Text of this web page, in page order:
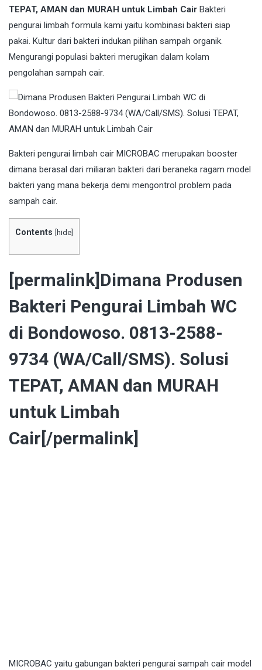
TEPAT, AMAN dan MURAH untuk Limbah Cair Bakteri
pengurai limbah formula kami yaitu kombinasi bakteri siap
pakai. Kultur dari bakteri indukan pilihan sampah organik.
Mengurangi populasi bakteri merugikan dalam kolam
pengolahan sampah cair.
Bakteri pengurai limbah cair MICROBAC merupakan booster
dimana berasal dari miliaran bakteri dari beraneka ragam model
bakteri yang mana bekerja demi mengontrol problem pada
sampah cair.
Contents hide
[permalink]Dimana Produsen
Bakteri Pengurai Limbah WC
di Bondowoso. 0813-2588-
9734 (WA/Call/SMS). Solusi
TEPAT, AMAN dan MURAH
untuk Limbah
Cair[/permalink]
MICROBAC yaitu gabungan bakteri pengurai sampah cair model